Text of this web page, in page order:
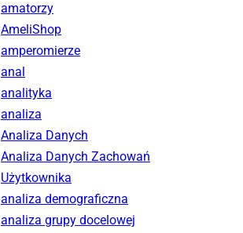
amatorzy
AmeliShop
amperomierze
anal
analityka
analiza
Analiza Danych
Analiza Danych Zachowań
Użytkownika
analiza demograficzna
analiza grupy docelowej